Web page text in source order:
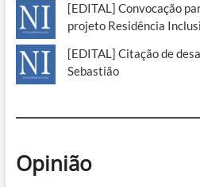
[EDITAL] Convocação
projeto Residência
[EDITAL] Citação de
Sebastião
Opinião